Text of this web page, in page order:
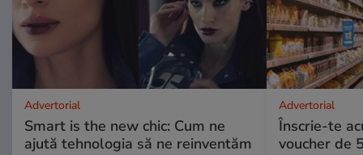
Advertorial
Smart is the new chic: Cum ne
ajută tehnologia să ne reinventăm
Advertorial
Înscrie-te
voucher de